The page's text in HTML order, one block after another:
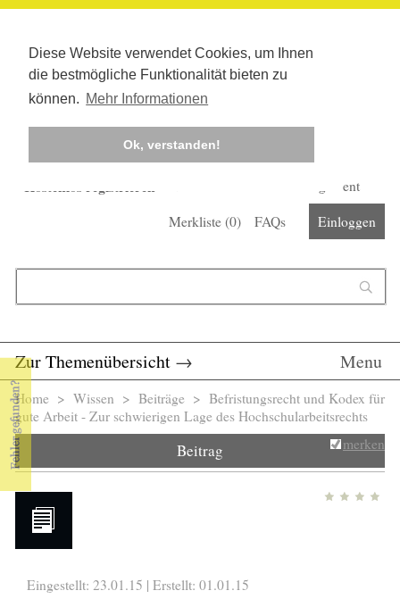
Diese Website verwendet Cookies, um Ihnen
die bestmögliche Funktionalität bieten zu
können. Mehr Informationen
Ok, verstanden!
Kostenlos registrieren
Corona-Management
Merkliste (0) FAQs Einloggen
Zur Themenübersicht → Menu
Sie sind hier
Home > Wissen > Beiträge > Befristungsrecht und Kodex für
gute Arbeit - Zur schwierigen Lage des Hochschularbeitsrechts
Beitrag merken
Eingestellt: 23.01.15 | Erstellt: 01.01.15